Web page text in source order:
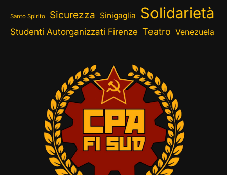
Santo Spirito Sicurezza Sinigaglia Solidarietà
Studenti Autorganizzati Firenze Teatro Venezuela